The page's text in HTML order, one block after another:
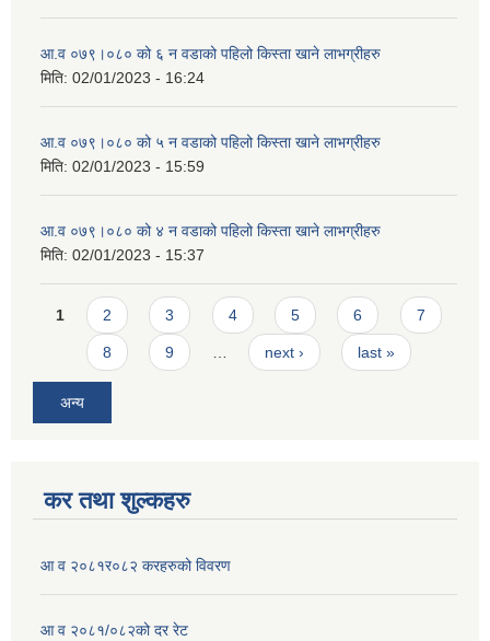
आ.व ०७९।०८० को ६ न‌‍ वडाको पहिलो किस्ता खाने लाभग्रीहरु
मिति: 02/01/2023 - 16:24
आ.व ०७९।०८० को ५ न‌‍ वडाको पहिलो किस्ता खाने लाभग्रीहरु
मिति: 02/01/2023 - 15:59
आ.व ०७९।०८० को ४ न‌‍ वडाको पहिलो किस्ता खाने लाभग्रीहरु
मिति: 02/01/2023 - 15:37
Pages
1 2 3 4 5 6 7
8 9 next › last »
अन्य
कर तथा शुल्कहरु
आ व २०८१र०८२ करहरुको विवरण
आ व २०८१/०८२को दर रेट